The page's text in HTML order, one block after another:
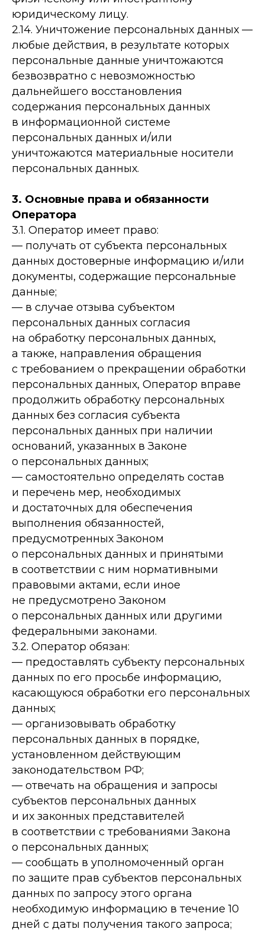
юридическому лицу.
2.14. Уничтожение персональных данных —
любые действия, в результате которых
персональные данные уничтожаются
безвозвратно с невозможностью
дальнейшего восстановления
содержания персональных данных
в информационной системе
персональных данных и/или
уничтожаются материальные носители
персональных данных.
3. Основные права и обязанности
Оператора
3.1. Оператор имеет право:
— получать от субъекта персональных
данных достоверные информацию и/или
документы, содержащие персональные
данные;
— в случае отзыва субъектом
персональных данных согласия
на обработку персональных данных,
а также, направления обращения
с требованием о прекращении обработки
персональных данных, Оператор вправе
продолжить обработку персональных
данных без согласия субъекта
персональных данных при наличии
оснований, указанных в Законе
о персональных данных;
— самостоятельно определять состав
и перечень мер, необходимых
и достаточных для обеспечения
выполнения обязанностей,
предусмотренных Законом
о персональных данных и принятыми
в соответствии с ним нормативными
правовыми актами, если иное
не предусмотрено Законом
о персональных данных или другими
федеральными законами.
3.2. Оператор обязан:
— предоставлять субъекту персональных
данных по его просьбе информацию,
касающуюся обработки его персональных
данных;
— организовывать обработку
персональных данных в порядке,
установленном действующим
законодательством РФ;
— отвечать на обращения и запросы
субъектов персональных данных
и их законных представителей
в соответствии с требованиями Закона
о персональных данных;
— сообщать в уполномоченный орган
по защите прав субъектов персональных
данных по запросу этого органа
необходимую информацию в течение 10
дней с даты получения такого запроса;